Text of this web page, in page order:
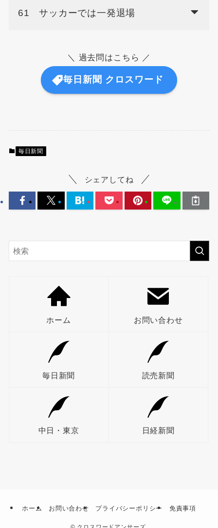
61 サッカーでは一発退場
＼ 過去問はこちら ／
毎日新聞 クロスワード
毎日新聞
シェアしてね
ホーム お問い合わせ
毎日新聞 読売新聞
中日・東京 日経新聞
ホーム お問い合わせ プライバシーポリシー 免責事項